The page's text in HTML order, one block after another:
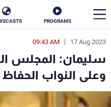
PROGRAMS
17 Aug 2023
09:43 AM
سليمان: المجلس
وعلى النواب
en
الأخبار
سياسة